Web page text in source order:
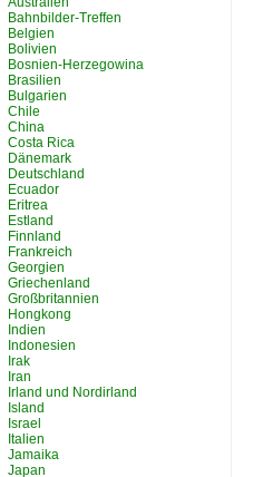
Bahnbilder-Treffen
Belgien
Bolivien
Bosnien-Herzegowina
Brasilien
Bulgarien
Chile
China
Costa Rica
Dänemark
Deutschland
Ecuador
Eritrea
Estland
Finnland
Frankreich
Georgien
Griechenland
Großbritannien
Hongkong
Indien
Indonesien
Irak
Iran
Irland und Nordirland
Island
Israel
Italien
Jamaika
Japan